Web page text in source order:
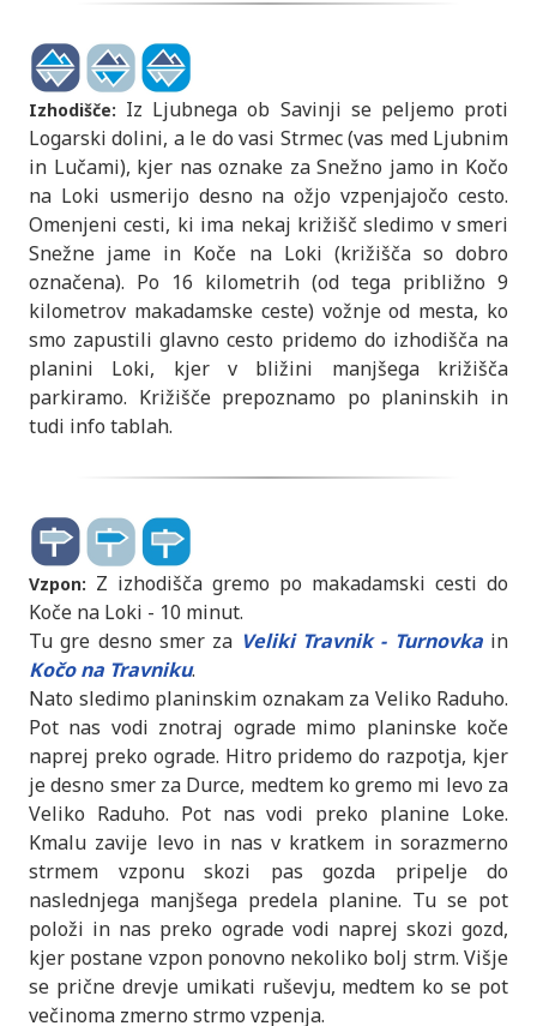
Izhodišče: Iz Ljubnega ob Savinji se peljemo proti
Logarski dolini, a le do vasi Strmec (vas med Ljubnim
in Lučami), kjer nas oznake za Snežno jamo in Kočo
na Loki usmerijo desno na ožjo vzpenjajočo cesto.
Omenjeni cesti, ki ima nekaj križišč sledimo v smeri
Snežne jame in Koče na Loki (križišča so dobro
označena). Po 16 kilometrih (od tega približno 9
kilometrov makadamske ceste) vožnje od mesta, ko
smo zapustili glavno cesto pridemo do izhodišča na
planini Loki, kjer v bližini manjšega križišča
parkiramo. Križišče prepoznamo po planinskih in
tudi info tablah.
Vzpon: Z izhodišča gremo po makadamski cesti do
Koče na Loki - 10 minut.
Tu gre desno smer za Veliki Travnik - Turnovkain
Kočo na Travniku.
Nato sledimo planinskim oznakam za Veliko Raduho.
Pot nas vodi znotraj ograde mimo planinske koče
naprej preko ograde. Hitro pridemo do razpotja, kjer
je desno smer za Durce, medtem ko gremo mi levo za
Veliko Raduho. Pot nas vodi preko planine Loke.
Kmalu zavije levo in nas v kratkem in sorazmerno
strmem vzponu skozi pas gozda pripelje do
naslednjega manjšega predela planine. Tu se pot
položi in nas preko ograde vodi naprej skozi gozd,
kjer postane vzpon ponovno nekoliko bolj strm. Višje
se prične drevje umikati ruševju, medtem ko se pot
večinoma zmerno strmo vzpenja.